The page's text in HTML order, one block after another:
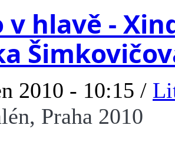
v hlavě -
2010 - 10:15 /
Praha 2010